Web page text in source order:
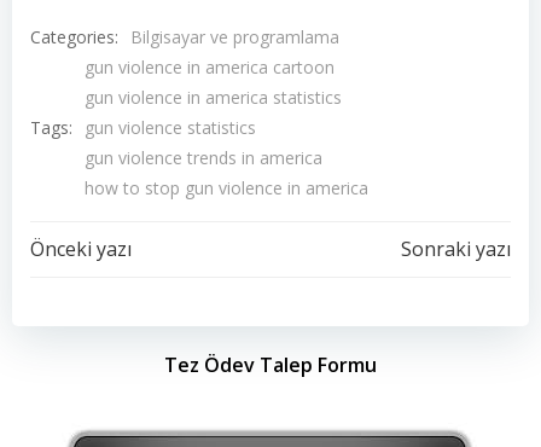
Categories: Bilgisayar ve programlama
Tags:
gun violence in america cartoon
gun violence in america statistics
gun violence statistics
gun violence trends in america
how to stop gun violence in america
Yazı
dolaşımı
Önceki yazı
dolaşımı
Sonraki yazı
Tez Ödev Talep Formu